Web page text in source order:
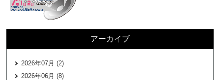
アーカイブ
2026年07月 (2)
2026年06月 (8)